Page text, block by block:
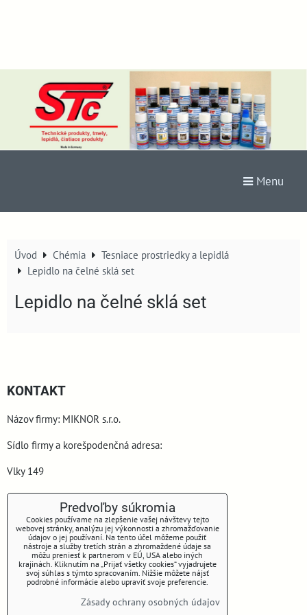
Menu
Úvod Chémia
Tesniace prostriedky a lepidlá
Lepidlo na čelné sklá set
Lepidlo na čelné sklá set
KONTAKT
Názov firmy: MIKNOR s.r.o.
Sídlo firmy a korešpodenčná adresa:
Vlky 149
900 44 Vlky
Predvoľby súkromia
Cookies používame na zlepšenie vašej návštevy tejto
webovej stránky, analýzu jej výkonnosti a zhromažďovanie
údajov o jej používaní. Na tento účel môžeme použiť
nástroje a služby tretích strán a zhromaždené údaje sa
môžu preniesť k partnerom v EÚ, USA alebo iných
krajinách. Kliknutím na „Prijať všetky cookies“ vyjadrujete
svoj súhlas s týmto spracovaním. Nižšie môžete nájsť
podrobné informácie alebo upraviť svoje preferencie.
Zásady ochrany osobných údajov